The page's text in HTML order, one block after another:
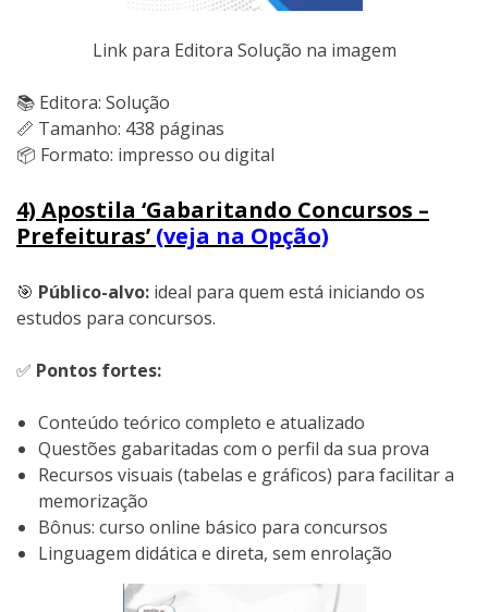
Link para Editora Solução na imagem
📚 Editora: Solução
📏 Tamanho: 438 páginas
📦 Formato: impresso ou digital
4) Apostila ‘Gabaritando Concursos –
Prefeituras’ (veja na Opção)
🎯 Público-alvo: ideal para quem está iniciando os
estudos para concursos.
✅ Pontos fortes:
Conteúdo teórico completo e atualizado
Questões gabaritadas com o perfil da sua prova
Recursos visuais (tabelas e gráficos) para facilitar a
memorização
Bônus: curso online básico para concursos
Linguagem didática e direta, sem enrolação